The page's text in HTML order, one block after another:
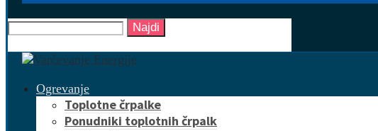
Najdi
Ogrevanje
Toplotne črpalke
Ponudniki toplotnih črpalk